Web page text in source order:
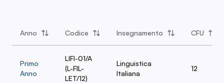
Anno Codice Insegnamento CFU
Primo
Anno
LIFI-01/A
(L-FIL-
LET/12)
Linguistica
Italiana
12